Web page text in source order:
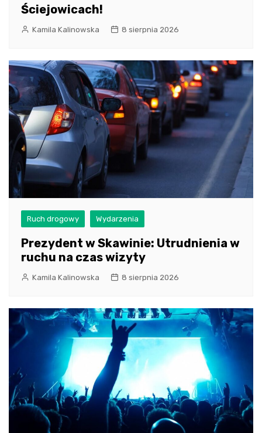
Ściejowicach!
Kamila Kalinowska 8 sierpnia 2026
Ruch drogowy Wydarzenia
Prezydent w Skawinie: Utrudnienia w
ruchu na czas wizyty
Kamila Kalinowska 8 sierpnia 2026